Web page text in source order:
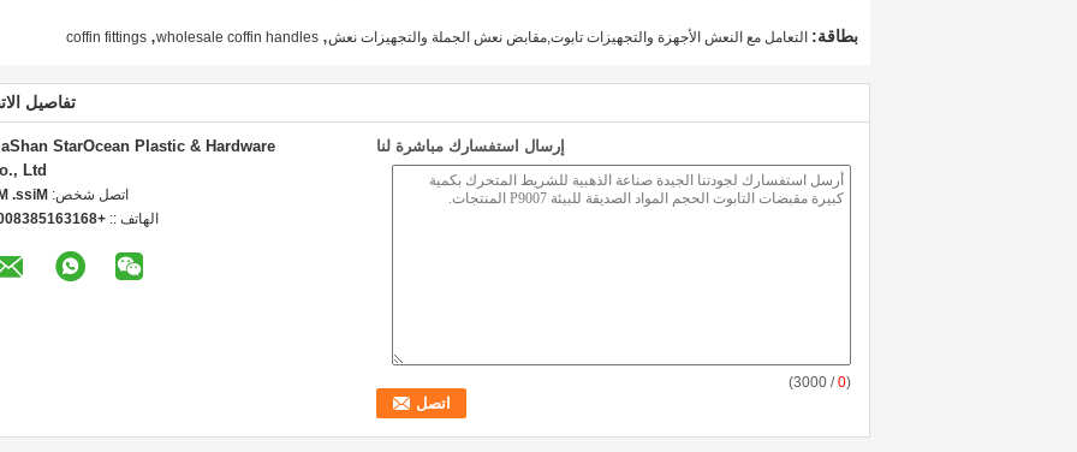
بطاقة: التعامل مع النعش الأجهزة والتجهيزات تابوت,مقابض نعش الجملة والتجهيزات نعش,
wholesale coffin handles
,
coffin fittings
تفاصيل
StarOcean Plastic & Hardware
Ltd
اتصل شخص: Ma
الهاتف ::
إرسال استفسارك مباشرة لنا
(
0
/ 3000)